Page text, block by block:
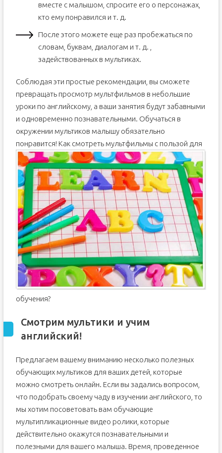
вместе с малышом, спросите его о персонажах,
кто ему понравился и т. д.
После этого можете еще раз пробежаться по
словам, буквам, диалогам и т. д. ,
задействованных в мультиках.
Соблюдая эти простые рекомендации, вы сможете
превращать просмотр мультфильмов в небольшие
уроки по английскому, а ваши занятия будут забавными
и одновременно познавательными. Обучаться в
окружении мультиков малышу обязательно
понравится! Как смотреть мультфильмы с пользой для
обучения?
Смотрим мультики и учим
английский!
Предлагаем вашему вниманию несколько полезных
обучающих мультиков для ваших детей, которые
можно смотреть онлайн. Если вы задались вопросом,
что подобрать своему чаду в изучении английского, то
мы хотим посоветовать вам обучающие
мультипликационные видео ролики, которые
действительно окажутся познавательными и
полезными для вашего малыша. Время, проведенное